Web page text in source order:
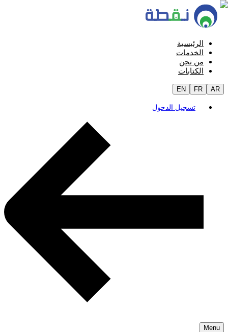
الرئيسية
الخدمات
من نحن
الكتابات
EN FR AR
تسجيل الدخول
Menu